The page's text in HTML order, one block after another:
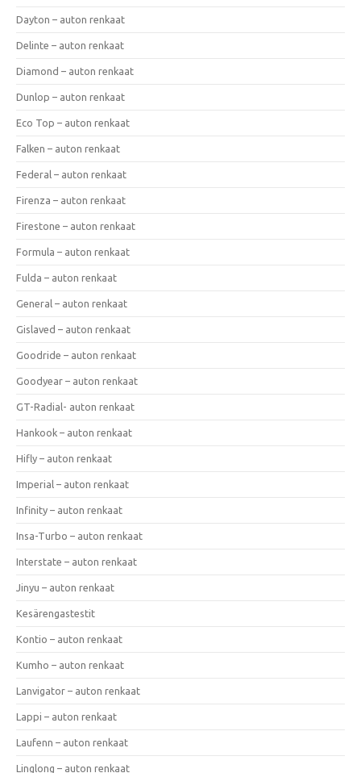
Dayton – auton renkaat
Delinte – auton renkaat
Diamond – auton renkaat
Dunlop – auton renkaat
Eco Top – auton renkaat
Falken – auton renkaat
Federal – auton renkaat
Firenza – auton renkaat
Firestone – auton renkaat
Formula – auton renkaat
Fulda – auton renkaat
General – auton renkaat
Gislaved – auton renkaat
Goodride – auton renkaat
Goodyear – auton renkaat
GT-Radial- auton renkaat
Hankook – auton renkaat
Hifly – auton renkaat
Imperial – auton renkaat
Infinity – auton renkaat
Insa-Turbo – auton renkaat
Interstate – auton renkaat
Jinyu – auton renkaat
Kesärengastestit
Kontio – auton renkaat
Kumho – auton renkaat
Lanvigator – auton renkaat
Lappi – auton renkaat
Laufenn – auton renkaat
Linglong – auton renkaat